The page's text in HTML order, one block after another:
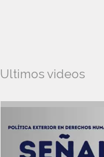
Ultimos videos